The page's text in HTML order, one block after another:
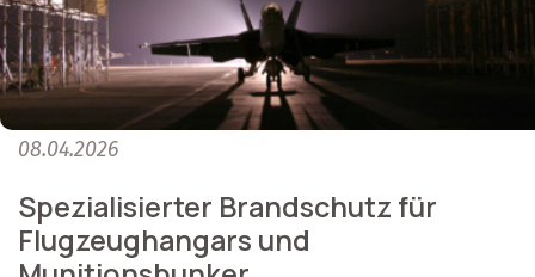
08.04.2026
Spezialisierter Brandschutz für
Flugzeughangars und